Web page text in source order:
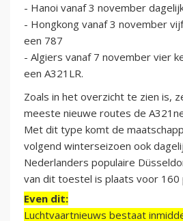
- Hanoi vanaf 3 november
- Hongkong vanaf 3 november
een 787
- Algiers vanaf 7 november vier
een A321LR.
Zoals in het overzicht te zien is,
meeste nieuwe routes de
Met dit type komt de
volgend winterseizoen ook
Nederlanders populaire
van dit toestel is plaats voor 160
Even dit:
Luchtvaartnieuws bestaat